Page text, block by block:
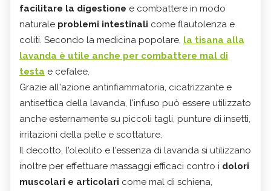
facilitare la digestione e combattere in modo
naturale problemi intestinali come flautolenza e
coliti. Secondo la medicina popolare, la tisana alla
lavanda è utile anche per combattere mal di
testa e cefalee.
Grazie all'azione antinfiammatoria, cicatrizzante e
antisettica della lavanda, l'infuso può essere utilizzato
anche esternamente su piccoli tagli, punture di insetti,
irritazioni della pelle e scottature.
Il decotto, l'oleolito e l'essenza di lavanda si utilizzano
inoltre per effettuare massaggi efficaci contro i dolori
muscolari e articolari come mal di schiena,